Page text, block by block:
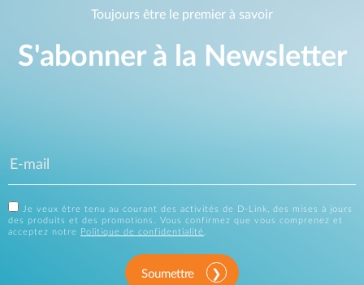
Toujours être le premier à savoir
S'abonner à la Newsletter
Je veux être tenu au courant des activités de D-Link, des mises à jours
des produits et des promotions. Vous confirmez que vous comprenez et
acceptez notre
Politique de confidentialité.
Soumettre